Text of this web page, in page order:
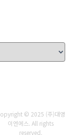
© 2025 (주)대영
이엔에스. All rights
reserved.